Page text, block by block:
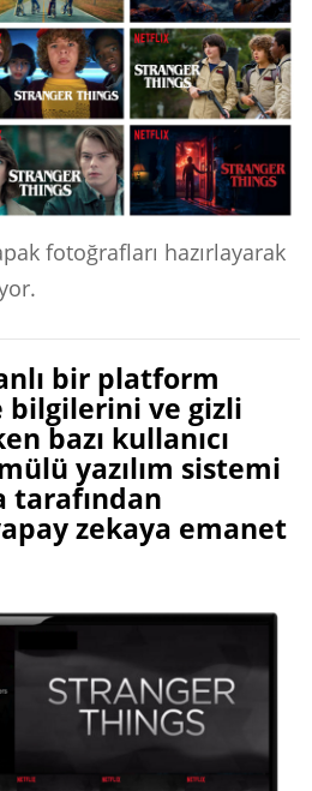
fotoğrafları hazırlayarak
bir platform
bilgilerini ve gizli
bazı kullanıcı
yazılım sistemi
tarafından
zekaya emanet